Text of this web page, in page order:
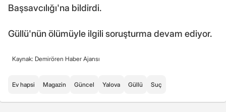
Başsavcılığı'na bildirdi.
Güllü'nün ölümüyle ilgili soruşturma devam ediyor.
Kaynak: Demirören Haber Ajansı
Ev hapsi Magazin Güncel Yalova Güllü Suç